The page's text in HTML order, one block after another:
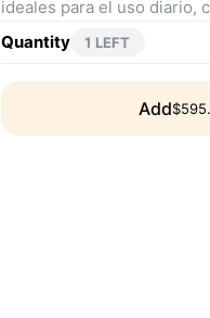
ideales para el uso diario,
comodidad y versatilidad.
relajados o casuales, con
vestidos. Cuentan con
los ojales y etiqueta de
Marshalls
Quantity 1 LEFT
Add